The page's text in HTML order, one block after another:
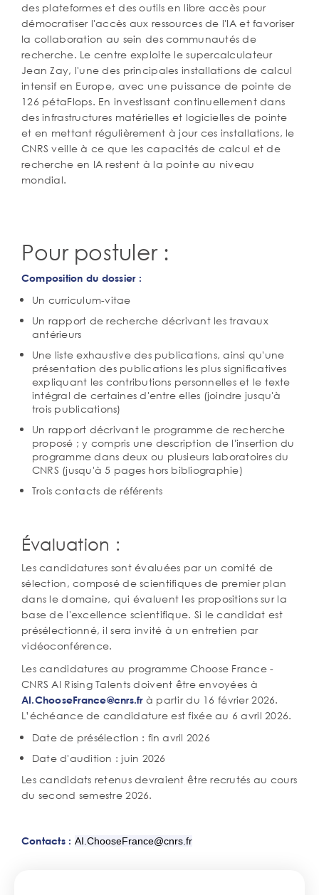
des plateformes et des outils en libre accès pour
démocratiser l'accès aux ressources de l'IA et favoriser
la collaboration au sein des communautés de
recherche. Le centre exploite le supercalculateur
Jean Zay, l'une des principales installations de calcul
intensif en Europe, avec une puissance de pointe de
126 pétaFlops. En investissant continuellement dans
des infrastructures matérielles et logicielles de pointe
et en mettant régulièrement à jour ces installations, le
CNRS veille à ce que les capacités de calcul et de
recherche en IA restent à la pointe au niveau
mondial.
Pour postuler :
Composition du dossier :
Un curriculum-vitae
Un rapport de recherche décrivant les travaux
antérieurs
Une liste exhaustive des publications, ainsi qu'une
présentation des publications les plus significatives
expliquant les contributions personnelles et le texte
intégral de certaines d'entre elles (joindre jusqu'à
trois publications)
Un rapport décrivant le programme de recherche
proposé ; y compris une description de l'insertion du
programme dans deux ou plusieurs laboratoires du
CNRS (jusqu'à 5 pages hors bibliographie)
Trois contacts de référents
Évaluation :
Les candidatures sont évaluées par un comité de
sélection, composé de scientifiques de premier plan
dans le domaine, qui évaluent les propositions sur la
base de l'excellence scientifique. Si le candidat est
présélectionné, il sera invité à un entretien par
vidéoconférence.
Les candidatures au programme Choose France -
CNRS AI Rising Talents doivent être envoyées à
AI.ChooseFrance@cnrs.frà partir du 16 février 2026.
L’échéance de candidature est fixée au 6 avril 2026.
Date de présélection : fin avril 2026
Date d'audition : juin 2026
Les candidats retenus devraient être recrutés au cours
du second semestre 2026.
Contacts : AI.ChooseFrance@cnrs.fr